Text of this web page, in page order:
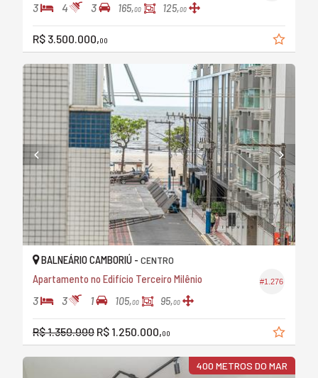
3 4 3 165,00 125,00
R$ 3.500.000,00
#1.276
BALNEÁRIO CAMBORIÚ - CENTRO
Apartamento no Edifício Terceiro Milênio
3 3 1 105,00 95,00
R$ 1.350.000 R$ 1.250.000,00
400 METROS DO MAR